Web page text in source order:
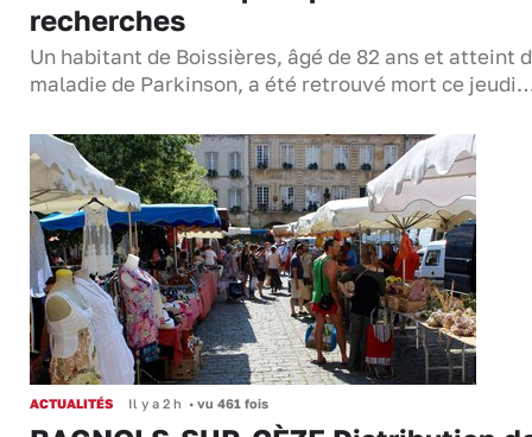
recherches
Un habitant de Boissières, âgé de 82 ans et atteint
maladie de Parkinson, a été retrouvé mort ce
ACTUALITÉS Il y a 2 h • vu 461 fois